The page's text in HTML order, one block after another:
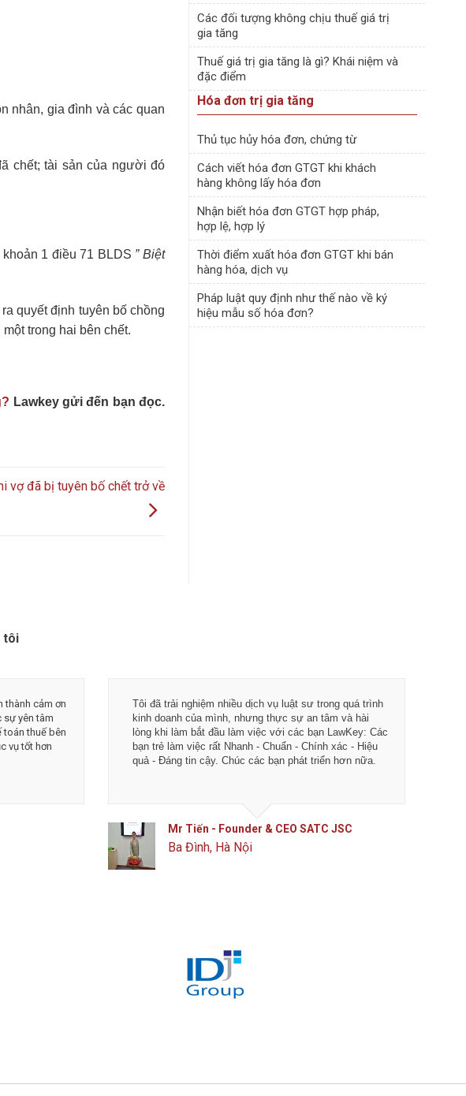
nhân, gia đình và các quan
chết; tài sản của người đó
1 điều 71 BLDS ” Biệt
quyết định tuyên bố chồng
trong hai bên chết.
Lawkey gửi đến bạn đọc.
vợ đã bị tuyên bố chết trở về
Các đối tượng không chịu thuế giá trị
gia tăng
Thuế giá trị gia tăng là gì? Khái niệm và
đặc điểm
Hóa đơn trị gia tăng
Thủ tục hủy hóa đơn, chứng từ
Cách viết hóa đơn GTGT khi khách
hàng không lấy hóa đơn
Nhận biết hóa đơn GTGT hợp pháp,
hợp lệ, hợp lý
Thời điểm xuất hóa đơn GTGT khi bán
hàng hóa, dịch vụ
Pháp luật quy định như thế nào về ký
hiệu mẫu số hóa đơn?
tôi
Mình thật sự cảm ơn đội ngũ công ty luật và dịch vụ kế
toán LawKey về độ nhiệt tình và tốc độ làm việc. Tôi
rất an tâm và tin tưởng khi làm việc với LawKey, đặc
biệt là được chủ tịch Hà trực tiếp tư vấn. Chúc các bạn
phát triển thịnh vượng và đột phá hơn nữa.
Mr Tô - Founder & CEO MengCha Utd
Đống Đa, Hà Nội
Tôi đã trải nghiệm nhiều
kinh doanh của mình,
lòng khi làm bắt đầu làm
bạn trẻ làm việc rất
quả - Đáng tin cậy. Chúc